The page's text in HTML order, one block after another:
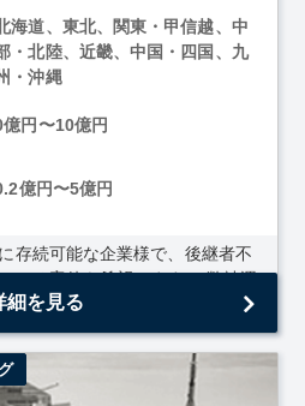
海道、東北、関東・甲信越、中
・北陸、近畿、中国・四国、九
・沖縄
億円〜10億円
億円〜5億円
存続可能な企業様で、後継者不
いる案件を希望します。 弊社運
れば更によいです。
細を見る